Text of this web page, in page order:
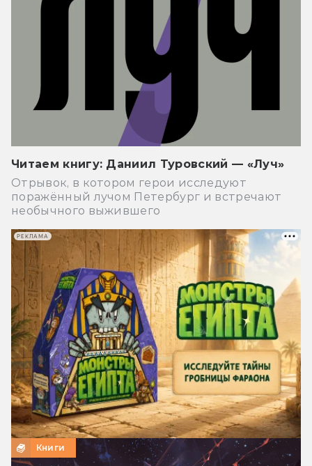
Читаем книгу: Даниил Туровский — «Луч»
Отрывок, в котором герои исследуют
поражённый лучом Петербург и встречают
необычного выжившего
Книги
РЕКЛАМА